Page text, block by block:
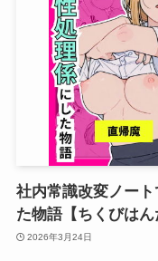
社内常識改変ノー
た物語【ちくびはん
2026年3月24日